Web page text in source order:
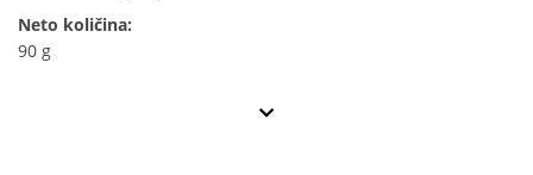
Neto količina:
90 g